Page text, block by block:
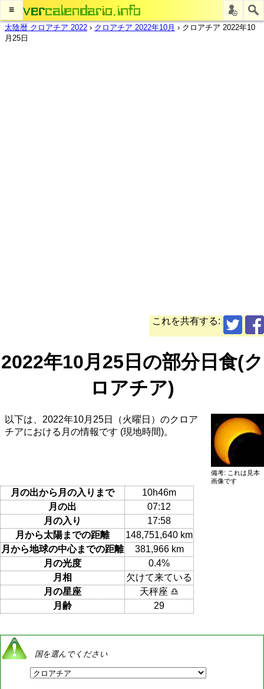
≡
太陰暦 クロアチア 2022 › クロアチア 2022年10月 › クロアチア 2022年10
月25日
これを共有する:
2022年10月25日の部分日食(ク
ロアチア)
備考: これは見本
画像です
以下は、2022年10月25日（火曜日）のクロア
チアにおける月の情報です (現地時間)。
月の出から月の入りまで
10h46m
月の出
07:12
月の入り
17:58
月から太陽までの距離
148,751,640 km
月から地球の中心までの距離
381,966 km
月の光度
0.4%
月相
欠けて来ている
月の星座
天秤座 ♎
月齢
29
国を選んでください